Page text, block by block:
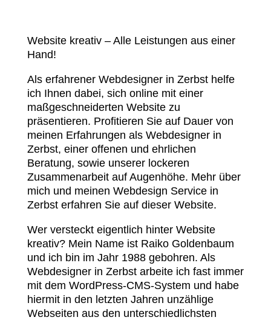
Website kreativ – Alle Leistungen aus einer
Hand!
Als erfahrener Webdesigner in Zerbst helfe
ich Ihnen dabei, sich online mit einer
maßgeschneiderten Website zu
präsentieren. Profitieren Sie auf Dauer von
meinen Erfahrungen als Webdesigner in
Zerbst, einer offenen und ehrlichen
Beratung, sowie unserer lockeren
Zusammenarbeit auf Augenhöhe. Mehr über
mich und meinen Webdesign Service in
Zerbst erfahren Sie auf dieser Website.
Wer versteckt eigentlich hinter Website
kreativ? Mein Name ist Raiko Goldenbaum
und ich bin im Jahr 1988 gebohren. Als
Webdesigner in Zerbst arbeite ich fast immer
mit dem WordPress-CMS-System und habe
hiermit in den letzten Jahren unzählige
Webseiten aus den unterschiedlichsten